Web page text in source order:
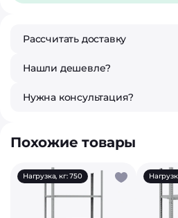
Рассчитать доставку
Нашли дешевле?
Нужна консультация?
Похожие товары
Нагрузка, кг: 750